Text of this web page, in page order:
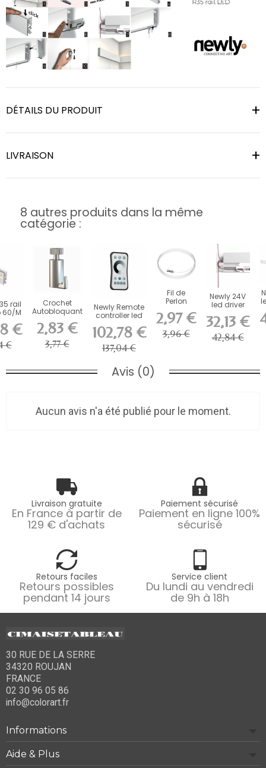
DÉTAILS DU PRODUIT
LIVRAISON
8 autres produits dans la même
catégorie :
rail
60/M
€
€
Crochet
Autobloquant
pour...
2,83 €
3,77 €
Newly Remote
controller led
102,78 €
137,04 €
Fil de
Perlon
Click2Fix
Artiteq 2...
2,97 €
3,96 €
Newly 24V
led driver
32,13 €
42,84 €
Avis (0)
Aucun avis n'a été publié pour le moment.
Livraison gratuite
En France à partir de
129 € d'achats
Paiement sécurisé
Paiement en ligne 100%
sécurisé
Retours faciles
Retours possibles
pendant 14 jours
Service client
Du lundi au vendredi
de 9h à 18h
30 RUE DE LA SERRE
34320 ROUJAN
FRANCE
02 30 96 05 86
info@colorart.fr
Informations
Aide & Plus